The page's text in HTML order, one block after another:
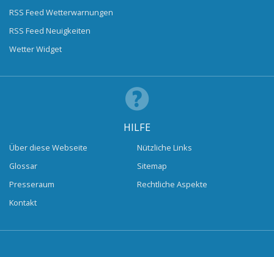
RSS Feed Wetterwarnungen
RSS Feed Neuigkeiten
Wetter Widget
HILFE
Über diese Webseite
Glossar
Presseraum
Kontakt
Nützliche Links
Sitemap
Rechtliche Aspekte